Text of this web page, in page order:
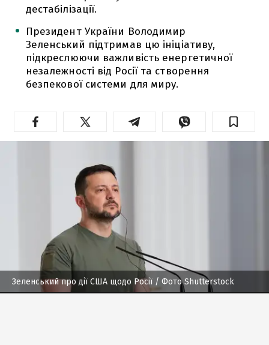
дестабілізації.
Президент України Володимир
Зеленський підтримав цю ініціативу,
підкреслюючи важливість енергетичної
незалежності від Росії та створення
безпекової системи для миру.
Зеленський про дії США щодо Росії / Фото Shutterstock